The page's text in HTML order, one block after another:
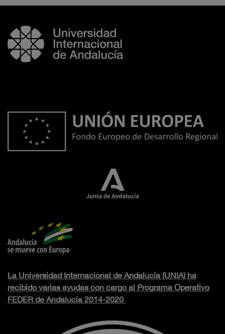
La Universidad Internacional de Andalucía (UNIA) ha
recibido varias ayudas con cargo al Programa Operativo
FEDER de Andalucía 2014-2020